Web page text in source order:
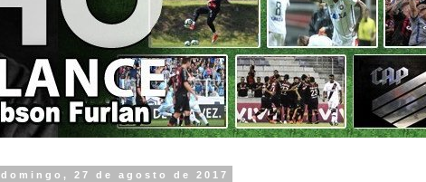
domingo, 27 de agosto de 2017